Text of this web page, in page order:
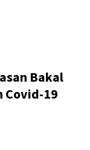
Bakal
Covid-19